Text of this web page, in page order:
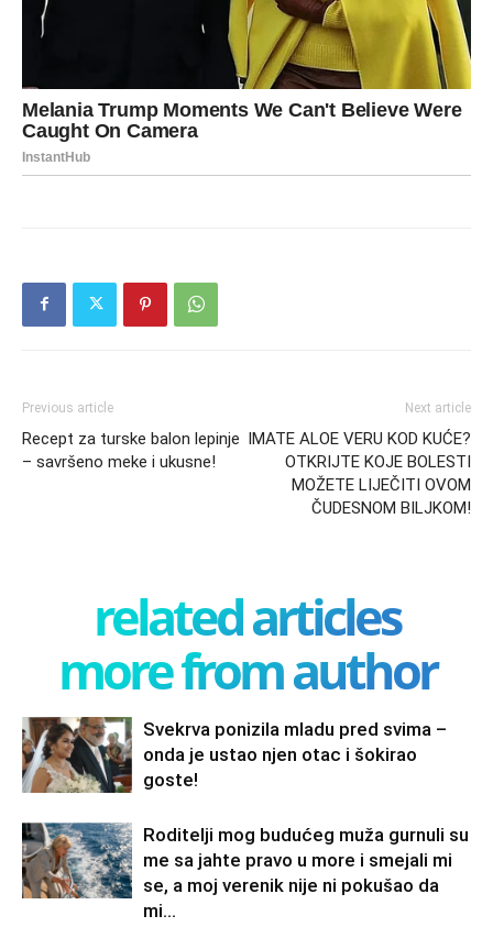
Previous article
Recept za turske balon lepinje
– savršeno meke i ukusne!
Next article
IMATE ALOE VERU KOD KUĆE?
OTKRIJTE KOJE BOLESTI
MOŽETE LIJEČITI OVOM
ČUDESNOM BILJKOM!
related articles
more from author
Svekrva ponizila mladu pred svima –
onda je ustao njen otac i šokirao
goste!
Roditelji mog budućeg muža gurnuli su
me sa jahte pravo u more i smejali mi
se, a moj verenik nije ni pokušao da
mi...